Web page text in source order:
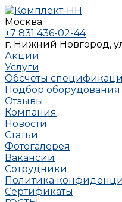
Москва
+7 831 436-02-44
г. Нижний Новгород,
Акции
Услуги
Обсчеты
Подбор оборудования
Отзывы
Компания
Новости
Статьи
Фотогалерея
Вакансии
Сотрудники
Политика
Сертификаты